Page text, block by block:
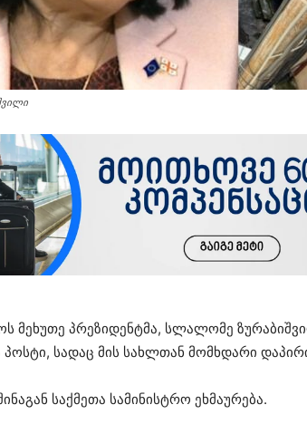
მეხუთე პრეზიდენტმა, სლალომე
პოსტი, სადაც მის სახლთან მომხდარი
საქმეთა სამინისტრო ეხმაურება.